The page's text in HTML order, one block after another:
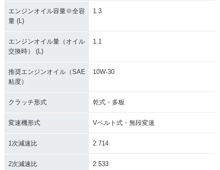
エンジンオイル容量※全容
量 (L)
1.3
エンジンオイル量（オイル
交換時） (L)
1.1
推奨エンジンオイル（SAE
粘度）
10W-30
クラッチ形式 乾式・多板
変速機形式 Vベルト式・無段変速
1次減速比 2.714
2次減速比 2.533